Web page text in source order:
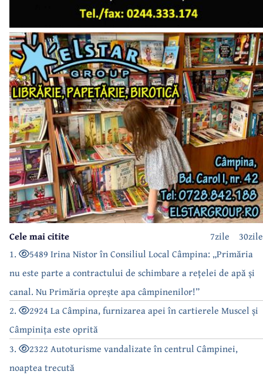
30zile
7zile
Cele mai citite
1.
5489 Irina Nistor în Consiliul Local Câmpina: „Primăria
nu este parte a contractului de schimbare a rețelei de apă și
canal. Nu Primăria oprește apa câmpinenilor!”
2.
2924 La Câmpina, furnizarea apei în cartierele Muscel și
Câmpinița este oprită
3.
2322 Autoturisme vandalizate în centrul Câmpinei,
noaptea trecută